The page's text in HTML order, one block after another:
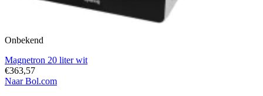
Onbekend
Magnetron 20 liter wit
€363,57
Naar Bol.com